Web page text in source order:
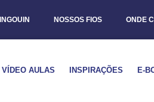
NOSSOS FIOS ONDE
VÍDEO AULAS INSPIRAÇÕES E-